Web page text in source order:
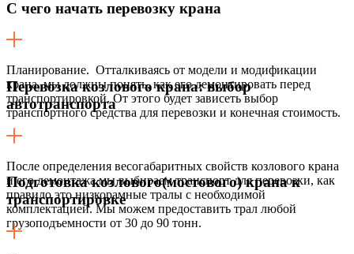
С чего начать перевозку крана
Планирование. Отталкиваясь от модели и модификации
крана, мы должны понять, как его демонтировать перед
транспортировкой. От этого будет зависеть выбор
транспортного средства для перевозки и конечная стоимость.
Перевозка козлового крана: выбор
автотранспорта
После определения весогабаритных свойств козлового крана
и его демонтажа мы выбираем транспорт для перевозки, как
правило это низкорамные тралы с необходимой
комплектацией. Мы можем предоставить трал любой
грузоподъемности от 30 до 90 тонн.
Подготовка козлового(мостового) крана к
транспортировке